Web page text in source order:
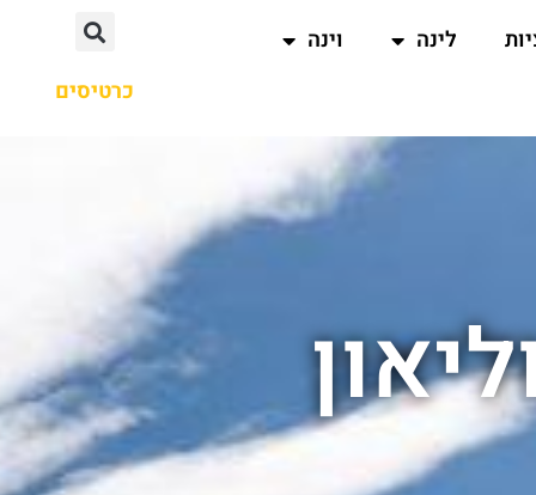
לינה
וינה
כרטיסים